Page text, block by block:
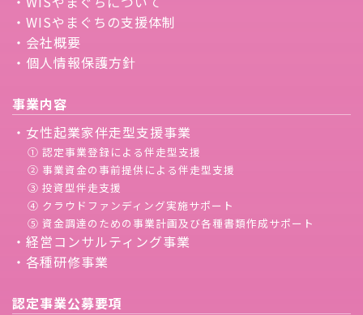
・WISやまぐちの支援体制
・会社概要
・個人情報保護方針
事業内容
・女性起業家伴走型支援事業
① 認定事業登録による伴走型支援
② 事業資金の事前提供による伴走型支援
③ 投資型伴走支援
④ クラウドファンディング実施サポート
⑤ 資金調達のための事業計画及び各種書類作成サポート
・経営コンサルティング事業
・各種研修事業
認定事業公募要項